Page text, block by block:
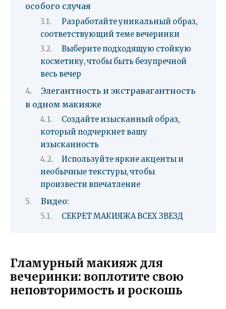
особого случая
Разработайте уникальный образ,
соответствующий теме вечеринки
Выберите подходящую стойкую
косметику, чтобы быть безупречной
весь вечер
Элегантность и экстравагантность
в одном макияже
Создайте изысканный образ,
который подчеркнет вашу
изысканность
Используйте яркие акценты и
необычные текстуры, чтобы
произвести впечатление
Видео:
СЕКРЕТ МАКИЯЖА ВСЕХ ЗВЕЗД
Гламурный макияж для
вечеринки: воплотите свою
неповторимость и роскошь